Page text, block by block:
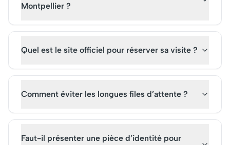
ses initiatives écologiques, le
des points forts de la région,
importance historique et
Montpellier ?
Quel est le site officiel pour réserver sa visite ?
Comment éviter les longues files d’attente ?
Faut-il présenter une pièce d’identité pour